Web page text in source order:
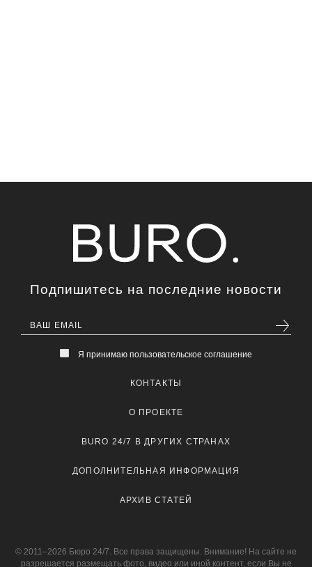
Подпишитесь на последние новости
Я принимаю пользовательское соглашение
КОНТАКТЫ
О ПРОЕКТЕ
BURO 24/7 В ДРУГИХ СТРАНАХ
ДОПОЛНИТЕЛЬНАЯ ИНФОРМАЦИЯ
АРХИВ СТАТЕЙ
© 2011–2026 Бюро 24/7. Все права защищены. Внимание! На сайте не
разрешается размещать фото, видео или иной контент, если Вы не